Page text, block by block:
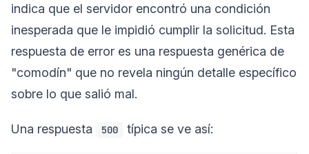
indica que el servidor encontró una condición
inesperada que le impidió cumplir la solicitud. Esta
respuesta de error es una respuesta genérica de
"comodín" que no revela ningún detalle específico
sobre lo que salió mal.
Una respuesta 500 típica se ve así: